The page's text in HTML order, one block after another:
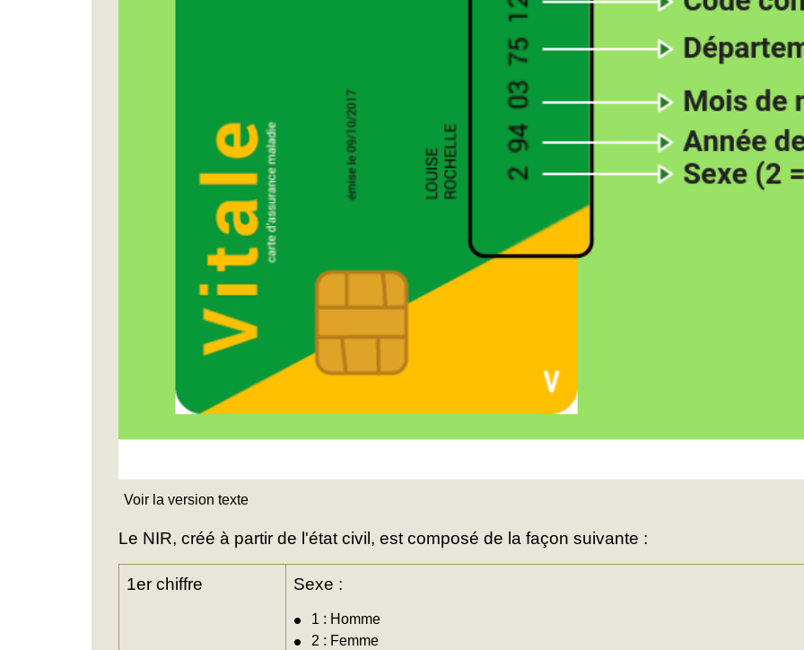
Voir la version texte
Le NIR, créé à partir de l'état civil, est composé de la façon suivante :
1er chiffre Sexe :
1 : Homme
2 : Femme